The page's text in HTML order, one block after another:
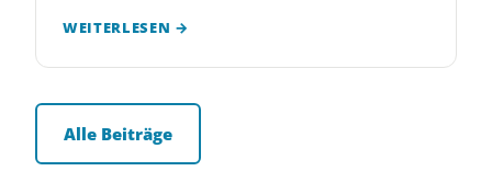
WEITERLESEN →
Alle Beiträge